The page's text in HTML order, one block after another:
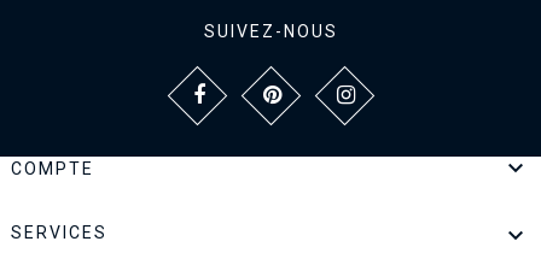
SUIVEZ-NOUS
COMPTE 
SERVICES 